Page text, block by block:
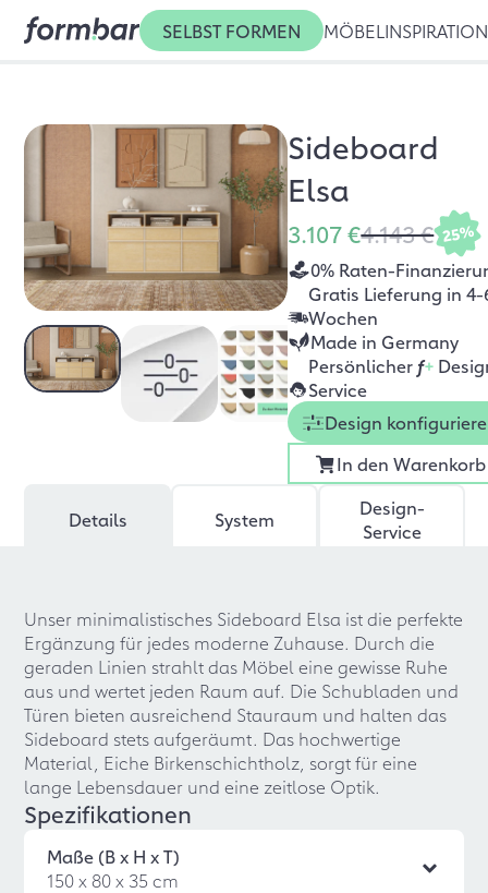
SELBST FORMEN MÖBEL INSPIRATION
Sideboard
Elsa
3.107 €4.143 € 25%
0% Raten-
Gratis Lieferung in 4-
Wochen
Made in Germany
Persönlicher f+
Service
Design
In den Warenkorb
Details System
Design-
Service
Unser minimalistisches Sideboard Elsa ist die perfekte
Ergänzung für jedes moderne Zuhause. Durch die
geraden Linien strahlt das Möbel eine gewisse Ruhe
aus und wertet jeden Raum auf. Die Schubladen und
Türen bieten ausreichend Stauraum und halten das
Sideboard stets aufgeräumt. Das hochwertige
Material, Eiche Birkenschichtholz, sorgt für eine
lange Lebensdauer und eine zeitlose Optik.
Spezifikationen
Maße (B x H x T)
150 x 80 x 35 cm